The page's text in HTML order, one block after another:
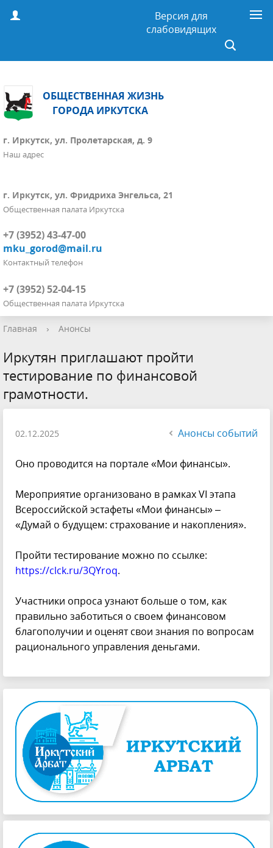
Версия для
слабовидящих
ОБЩЕСТВЕННАЯ ЖИЗНЬ
ГОРОДА ИРКУТСКА
г. Иркутск, ул. Пролетарская, д. 9
Наш адрес
г. Иркутск, ул. Фридриха Энгельса, 21
Общественная палата Иркутска
+7 (3952) 43-47-00
mku_gorod@mail.ru
Контактный телефон
+7 (3952) 52-04-15
Общественная палата Иркутска
Главная › Анонсы
Иркутян приглашают пройти
тестирование по финансовой
грамотности.
02.12.2025 Анонсы событий
Оно проводится на портале «Мои финансы».
Мероприятие организовано в рамках VI этапа
Всероссийской эстафеты «Мои финансы» –
«Думай о будущем: страхование и накопления».
Пройти тестирование можно по ссылке:
https://clck.ru/3QYroq.
Участники опроса узнают больше о том, как
правильно заботиться о своем финансовом
благополучии и оценят свои знания по вопросам
рационального управления деньгами.